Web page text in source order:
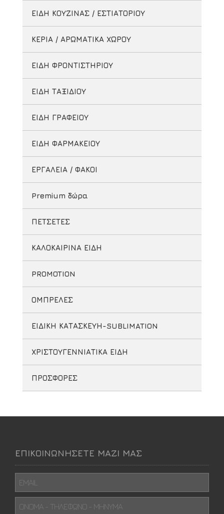
ΕΙΔΗ ΚΟΥΖΙΝΑΣ / ΕΣΤΙΑΤΟΡΙΟΥ
ΚΕΡΙΑ / ΑΡΩΜΑΤΙΚΑ ΧΩΡΟΥ
ΕΙΔΗ ΦΡΟΝΤΙΣΤΗΡΙΟΥ
ΕΙΔΗ ΤΑΞΙΔΙΟΥ
ΕΙΔΗ ΓΡΑΦΕΙΟΥ
ΕΙΔΗ ΦΑΡΜΑΚΕΙΟΥ
ΕΡΓΑΛΕΙΑ / ΦΑΚΟΙ
Premium δώρα
ΠΕΤΣΕΤΕΣ
ΚΑΛΟΚΑΙΡΙΝΑ ΕΙΔΗ
PROMOTION
ΟΜΠΡΕΛΕΣ
ΕΙΔΙΚΗ ΚΑΤΑΣΚΕΥΗ-SUBLIMATION
ΧΡΙΣΤΟΥΓΕΝΝΙΑΤΙΚΑ ΕΙΔΗ
ΠΡΟΣΦΟΡΕΣ
ΕΠΙΚΟΙΝΩΝΗΣΕΤΕ ΜΑΖΙ ΜΑΣ